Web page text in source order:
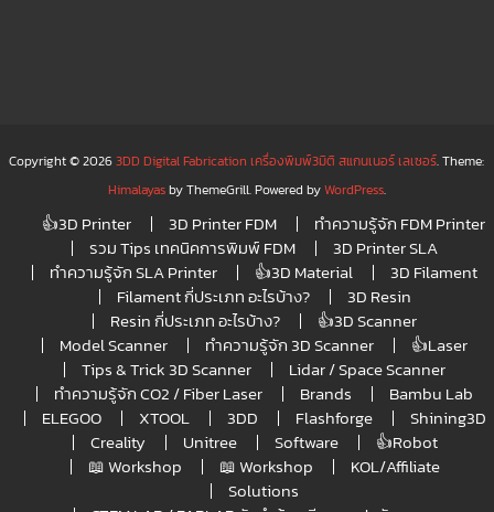
Copyright © 20263DD Digital Fabrication เครื่องพิมพ์3มิติ สแกนเนอร์ เลเซอร์. Theme:
Himalayasby ThemeGrill. Powered byWordPress.
👍3D Printer 3D Printer FDM
ทำความรู้จัก FDM Printer
รวม Tips เทคนิคการพิมพ์ FDM
3D Printer SLA
ทำความรู้จัก SLA Printer
👍3D Material
3D Filament
Filament กี่ประเภท อะไรบ้าง?
3D Resin
Resin กี่ประเภท อะไรบ้าง?
👍3D Scanner
Model Scanner
ทำความรู้จัก 3D Scanner
👍Laser
Tips & Trick 3D Scanner
Lidar / Space Scanner
ทำความรู้จัก CO2 / Fiber Laser
Brands
Bambu Lab
ELEGOO
XTOOL 3DD Flashforge
Shining3D
Creality
Unitree Software
👍Robot
📖 Workshop
📖 Workshop
KOL/Affiliate
Solutions